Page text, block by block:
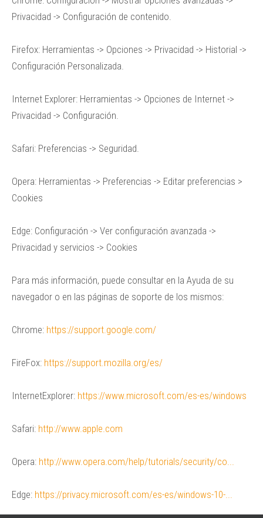
Privacidad -> Configuración de contenido.
Firefox: Herramientas -> Opciones -> Privacidad -> Historial ->
Configuración Personalizada.
Internet Explorer: Herramientas -> Opciones de Internet ->
Privacidad -> Configuración.
Safari: Preferencias -> Seguridad.
Opera: Herramientas -> Preferencias -> Editar preferencias >
Cookies
Edge: Configuración -> Ver configuración avanzada ->
Privacidad y servicios -> Cookies
Para más información, puede consultar en la Ayuda de su
navegador o en las páginas de soporte de los mismos:
Chrome: https://support.google.com/
FireFox: https://support.mozilla.org/es/
InternetExplorer: https://www.microsoft.com/es-es/windows
Safari: http://www.apple.com
Opera: http://www.opera.com/help/tutorials/security/co...
Edge: https://privacy.microsoft.com/es-es/windows-10-...